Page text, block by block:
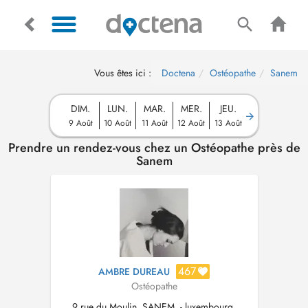
Vous êtes ici : Doctena Ostéopathe Sanem
DIM.
9 Août
LUN.
10 Août
MAR.
11 Août
MER.
12 Août
JEU.
13 Août
Prendre un rendez-vous chez un Ostéopathe près de
Sanem
AMBRE DUREAU 467
Ostéopathe